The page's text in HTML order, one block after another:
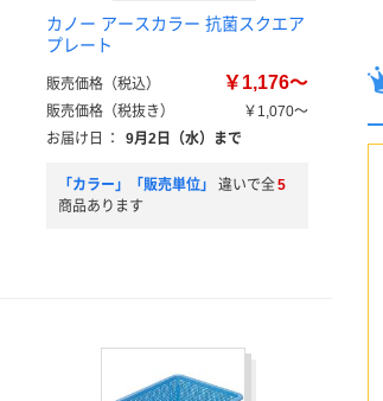
カノー アースカラー 抗菌スクエア
プレート
販売価格（税込） ￥1,176～
販売価格（税抜き）
￥1,070～
お届け日
： 9月2日（水）まで
「カラー」「販売単位」 違いで全5
商品あります